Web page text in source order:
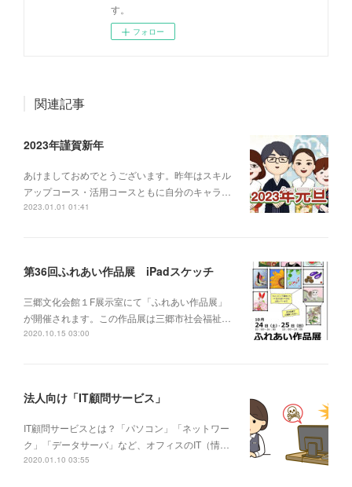
す。
フォロー
関連記事
2023年謹賀新年
あけましておめでとうございます。昨年はスキル
アップコース・活用コースともに自分のキャラ…
2023.01.01 01:41
第36回ふれあい作品展 iPadスケッチ
三郷文化会館１F展示室にて「ふれあい作品展」
が開催されます。この作品展は三郷市社会福祉…
2020.10.15 03:00
法人向け「IT顧問サービス」
IT顧問サービスとは？「パソコン」「ネットワー
ク」「データサーバ」など、オフィスのIT（情…
2020.01.10 03:55